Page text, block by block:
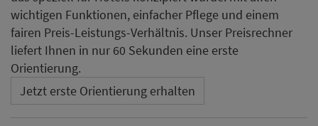
wichtigen Funktionen, einfacher Pflege und einem
fairen Preis-Leistungs-Verhältnis. Unser Preisrechner
liefert Ihnen in nur 60 Sekunden eine erste
Orientierung.
Jetzt erste Orientierung erhalten